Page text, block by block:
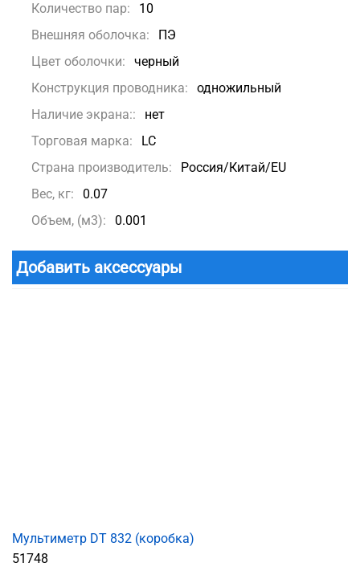
Количество пар:
10
Внешняя оболочка:
ПЭ
Цвет оболочки:
черный
Конструкция проводника:
одножильный
Наличие экрана::
нет
Торговая марка:
LC
Страна производитель:
Россия/Китай/EU
Вес, кг:
0.07
Объем, (м3):
0.001
Добавить аксессуары
Мультиметр DT 832 (коробка)
51748